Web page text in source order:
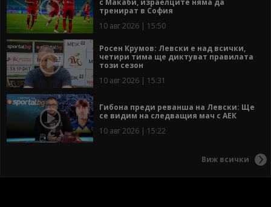
с Макаби, израелците няма да
тренират в София
10 авг 2026 | 15:50
Росен Крумов: Левски е над всички,
четири тима ще диктуват правилата
този сезон
10 авг 2026 | 15:31
Гибона преди реванша на Левски: Ще
се видим на следващия мач с АЕК
10 авг 2026 | 15:22
Виж всички